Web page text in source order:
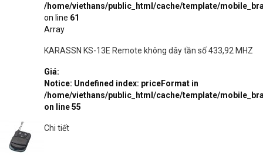
/home/viethans/public_html/cache/template/
on line 61
Array
KARASSN KS-13E Remote không dây tần số 433,92 MHZ
Giá:
Notice: Undefined index: priceFormat in
/home/viethans/public_html/cache/template/
on line55
Chi tiết